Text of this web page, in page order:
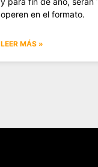
operen en el formato.
LEER MÁS »